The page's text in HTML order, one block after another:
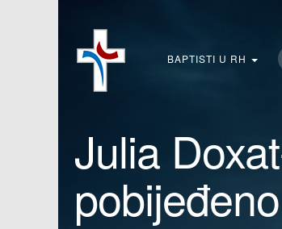
BAPTISTI U RH
Julia
pobijeđeno